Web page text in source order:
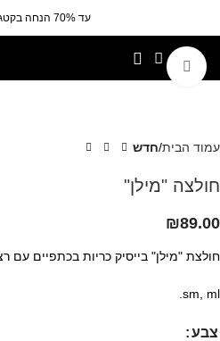
עד 70% הנחה בקטגוריית הסייל
לחצי להגדלה
עמוד הבית חדש
חולצה "מילן"
₪89.00
חולצת "מילן" בייסיק כריות בכתפיים עם
sm, ml.
צבע